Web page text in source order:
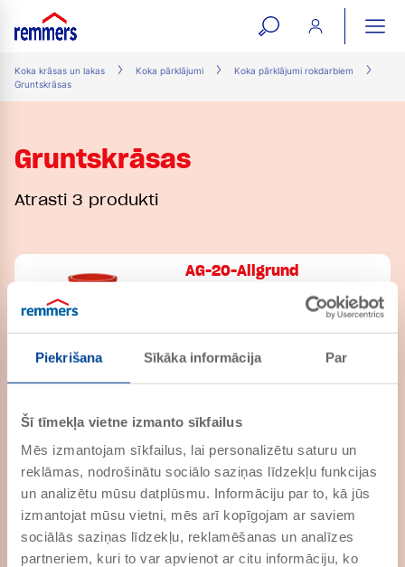
Piekrišana Sīkāka informācija Par
Šī tīmekļa vietne izmanto sīkfailus
Mēs izmantojam sīkfailus, lai personalizētu saturu un
reklāmas, nodrošinātu sociālo saziņas līdzekļu funkcijas
un analizētu mūsu datplūsmu. Informāciju par to, kā jūs
izmantojat mūsu vietni, mēs arī kopīgojam ar saviem
sociālās saziņas līdzekļu, reklamēšanas un analīzes
partneriem, kuri to var apvienot ar citu informāciju, ko
open
search
form
Koka krāsas un lakas Koka pārklājumi
Koka pārklājumi rokdarbiem
Gruntskrāsas
Gruntskrāsas
Atrasti 3 produkti
AG-20-Allgrund
PRECES NR. 715003
Adhēzijas gruntējums metāliem,
aizsardzību pret rūsu un
satāvdaļām ārpus telpām
PRECES NR. 714701
cietai plastmasai un koksnei, ar
aizsardzību pret rūsu un
izolējošs pret koksnes
satāvdaļām
Aqua RG-27-
Renoviergrund